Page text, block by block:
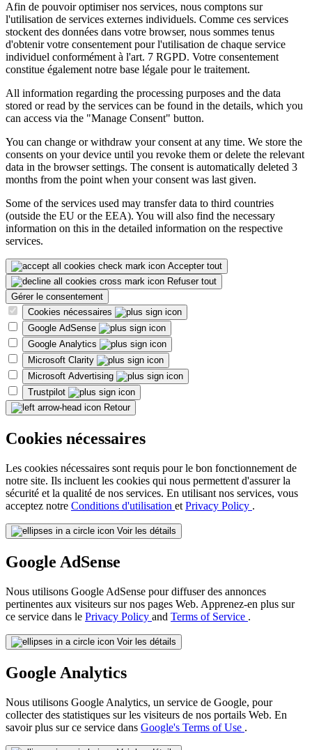
Afin de pouvoir optimiser nos services, nous comptons sur
l'utilisation de services externes individuels. Comme ces services
stockent des données dans votre browser, nous sommes tenus
d'obtenir votre consentement pour l'utilisation de chaque service
individuel conformément à l'art. 7 RGPD. Votre consentement
constitue également notre base légale pour le traitement.
All information regarding the processing purposes and the data
stored or read by the services can be found in the details, which you
can access via the "Manage Consent" button.
You can change or withdraw your consent at any time. We store the
consents on your device until you revoke them or delete the relevant
data in the browser settings. The consent is automatically deleted 3
months from the point when your consent was last given.
Some of the services used may transfer data to third countries
(outside the EU or the EEA). You will also find the necessary
information on this in the detailed information on the respective
services.
Accepter tout
Refuser tout
Gérer le consentement
Cookies nécessaires
Google AdSense
Google Analytics
Microsoft Clarity
Microsoft Advertising
Trustpilot
Retour
Cookies nécessaires
Les cookies nécessaires sont requis pour le bon fonctionnement de
notre site. Ils incluent les cookies qui nous permettent d'assurer la
sécurité et la qualité de nos services. En utilisant nos services, vous
acceptez notre Conditions d'utilisation et Privacy Policy .
Voir les détails
Google AdSense
Nous utilisons Google AdSense pour diffuser des annonces
pertinentes aux visiteurs sur nos pages Web. Apprenez-en plus sur
ce service dans le Privacy Policy and Terms of Service .
Voir les détails
Google Analytics
Nous utilisons Google Analytics, un service de Google, pour
collecter des statistiques sur les visiteurs de nos portails Web. En
savoir plus sur ce service dans Google's Terms of Use .